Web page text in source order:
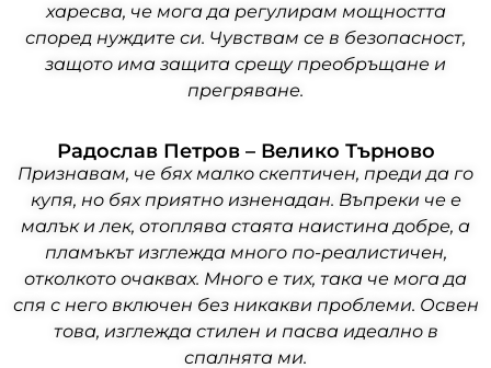
харесва, че мога да регулирам мощността
според нуждите си. Чувствам се в безопасност,
защото има защита срещу преобръщане и
прегряване.
Радослав Петров – Велико Търново
Признавам, че бях малко скептичен, преди да го
купя, но бях приятно изненадан. Въпреки че е
малък и лек, отоплява стаята наистина добре, а
пламъкът изглежда много по-реалистичен,
отколкото очаквах. Много е тих, така че мога да
спя с него включен без никакви проблеми. Освен
това, изглежда стилен и пасва идеално в
спалнята ми.